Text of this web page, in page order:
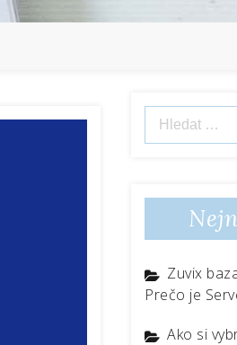
Vyhledávání
Zuvix
Prečo je
Ako si